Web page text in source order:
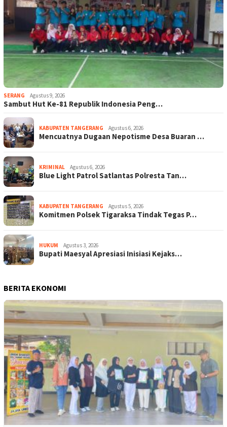
SERANG Agustus 9, 2026
Sambut Hut Ke-81 Republik Indonesia Peng…
KABUPATEN TANGERANG Agustus 6, 2026
Mencuatnya Dugaan Nepotisme Desa Buaran …
KRIMINAL Agustus 6, 2026
Blue Light Patrol Satlantas Polresta Tan…
KABUPATEN TANGERANG Agustus 5, 2026
Komitmen Polsek Tigaraksa Tindak Tegas P…
HUKUM Agustus 3, 2026
Bupati Maesyal Apresiasi Inisiasi Kejaks…
BERITA EKONOMI